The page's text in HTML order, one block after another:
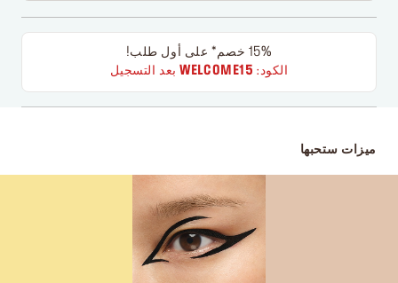
15% خصم* على أول طلب!
الكود: WELCOME15بعد التسجيل
ميزات ستحبها